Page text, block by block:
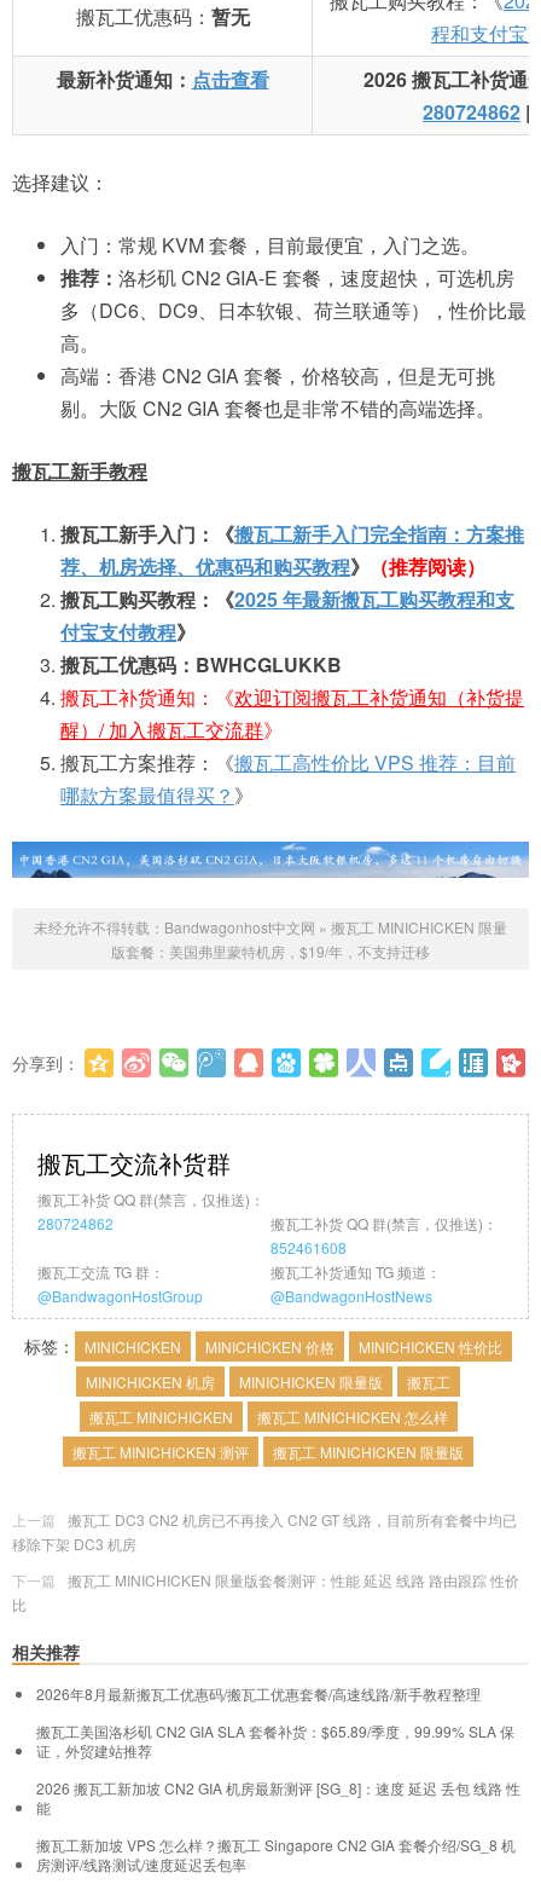
搬瓦工优惠码： 暂无
程和支付宝
最新补货通知： 点击查看
2026 搬瓦工补货通
280724862 |
选择建议：
入门：常规 KVM 套餐，目前最便宜，入门之选。
推荐： 洛杉矶 CN2 GIA-E 套餐，速度超快，可选机房
多（DC6、DC9、日本软银、荷兰联通等），性价比最
高。
高端：香港 CN2 GIA 套餐，价格较高，但是无可挑
剔。大阪 CN2 GIA 套餐也是非常不错的高端选择。
搬瓦工新手教程
搬瓦工新手入门：《搬瓦工新手入门完全指南：方案推
荐、机房选择、优惠码和购买教程》
（推荐阅读）
搬瓦工购买教程：《2025 年最新搬瓦工购买教程和支
付宝支付教程》
搬瓦工优惠码：BWHCGLUKKB
搬瓦工补货通知：《欢迎订阅搬瓦工补货通知（补货提
醒）/ 加入搬瓦工交流群》
搬瓦工方案推荐：《搬瓦工高性价比 VPS 推荐：目前
哪款方案最值得买？ 》
未经允许不得转载： Bandwagonhost中文网 » 搬瓦工 MINICHICKEN 限量
版套餐：美国弗里蒙特机房，$19/年，不支持迁移
分享到：
搬瓦工交流补货群
搬瓦工补货 QQ 群(禁言，仅推送)：
280724862
搬瓦工补货 QQ 群(禁言，仅推送)：
852461608
搬瓦工交流 TG 群：
@BandwagonHostGroup
搬瓦工补货通知 TG 频道：
@BandwagonHostNews
标签： MINICHICKEN MINICHICKEN 价格
MINICHICKEN 性价比
MINICHICKEN 机房
MINICHICKEN 限量版
搬瓦工
搬瓦工 MINICHICKEN
搬瓦工 MINICHICKEN 怎么样
搬瓦工 MINICHICKEN 测评
搬瓦工 MINICHICKEN 限量版
上一篇
搬瓦工 DC3 CN2 机房已不再接入 CN2 GT 线路，目前所有套餐中均已
移除下架 DC3 机房
下一篇
搬瓦工 MINICHICKEN 限量版套餐测评：性能 延迟 线路 路由跟踪 性价
比
相关推荐
2026年8月最新搬瓦工优惠码/搬瓦工优惠套餐/高速线路/新手教程整理
搬瓦工美国洛杉矶 CN2 GIA SLA 套餐补货：$65.89/季度，99.99% SLA 保
证，外贸建站推荐
2026 搬瓦工新加坡 CN2 GIA 机房最新测评 [SG_8]：速度 延迟 丢包 线路 性
能
搬瓦工新加坡 VPS 怎么样？搬瓦工 Singapore CN2 GIA 套餐介绍/SG_8 机
房测评/线路测试/速度延迟丢包率